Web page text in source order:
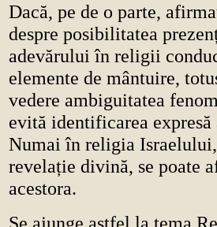
Dacă, pe de o parte,
despre posibilitatea
adevărului în religii
elemente de mântuire,
vedere ambiguitatea
evită identificarea
Numai în religia Israelului,
revelație divină, se poate
acestora.
Se ajunge astfel la tema